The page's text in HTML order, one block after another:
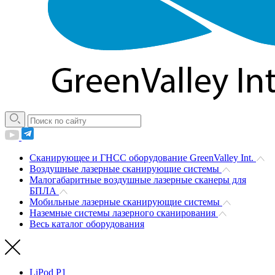
Сканирующее и ГНСС оборудование GreenValley Int.
Воздушные лазерные сканирующие системы
Малогабаритные воздушные лазерные сканеры для
БПЛА
Мобильные лазерные сканирующие системы
Наземные системы лазерного сканирования
Весь каталог оборудования
LiPod P1